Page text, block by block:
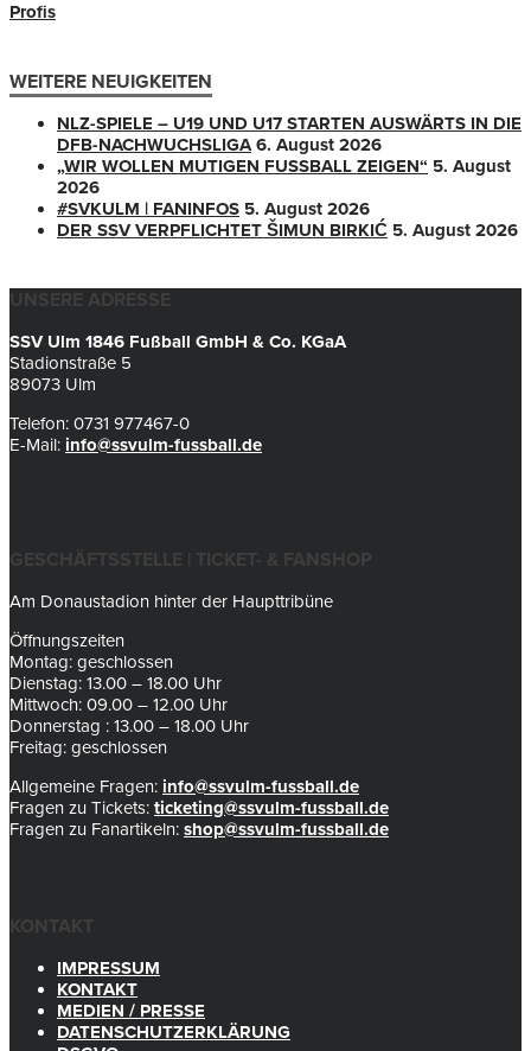
Profis
WEITERE NEUIGKEITEN
NLZ-SPIELE – U19 UND U17 STARTEN AUSWÄRTS IN DIE
DFB-NACHWUCHSLIGA 6. August 2026
„WIR WOLLEN MUTIGEN FUSSBALL ZEIGEN“
5. August
2026
#SVKULM | FANINFOS 5. August 2026
DER SSV VERPFLICHTET ŠIMUN BIRKIĆ 5. August 2026
UNSERE ADRESSE
SSV Ulm 1846 Fußball GmbH & Co. KGaA
Stadionstraße 5
89073 Ulm
Telefon: 0731 977467-0
E-Mail: info@ssvulm-fussball.de
GESCHÄFTSSTELLE | TICKET- & FANSHOP
Am Donaustadion hinter der Haupttribüne
Öffnungszeiten
Montag: geschlossen
Dienstag: 13.00 – 18.00 Uhr
Mittwoch: 09.00 – 12.00 Uhr
Donnerstag : 13.00 – 18.00 Uhr
Freitag: geschlossen
Allgemeine Fragen: info@ssvulm-fussball.de
Fragen zu Tickets: ticketing@ssvulm-fussball.de
Fragen zu Fanartikeln: shop@ssvulm-fussball.de
KONTAKT
IMPRESSUM
KONTAKT
MEDIEN / PRESSE
DATENSCHUTZERKLÄRUNG